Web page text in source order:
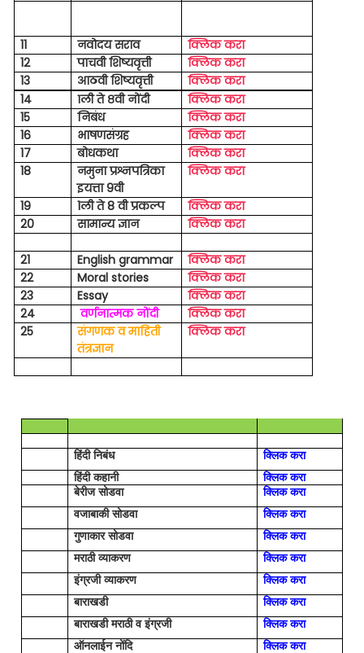
11 नवोदय सराव
क्लिक करा
12
पाचवी शिष्यवृत्ती
क्लिक करा
13
आठवी शिष्यवृत्ती
क्लिक करा
14
१ली ते ८वी नोंदी
क्लिक करा
15
निबंध
क्लिक करा
16
भाषणसंग्रह
क्लिक करा
17
बोधकथा
क्लिक करा
18
नमुना प्रश्नपत्रिका
इयत्ता 9वी
क्लिक करा
19 1ली ते 8 वी प्रकल्प
क्लिक करा
20
सामान्य ज्ञान क्लिक करा
21 English grammar
क्लिक करा
22
Moral stories
क्लिक करा
23
Essay
क्लिक करा
24
वर्णनात्मक नोंदी
क्लिक करा
25
संगणक व माहिती
तंत्रज्ञान
क्लिक करा
हिंदी निबंध
क्लिक करा
हिंदी कहानी
क्लिक करा
बेरीज सोडवा
क्लिक करा
वजाबाकी सोडवा
क्लिक करा
गुणाकार सोडवा
क्लिक करा
मराठी व्याकरण
क्लिक करा
इंग्रजी व्याकरण
क्लिक करा
बाराखडी
क्लिक करा
बाराखडी मराठी व इंग्रजी
क्लिक करा
ऑनलाईन नोंदि
क्लिक करा